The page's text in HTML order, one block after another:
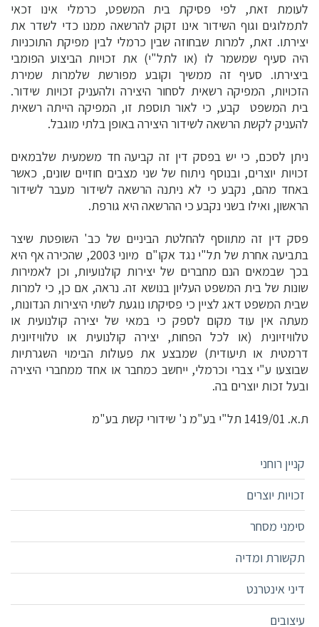
לעומת זאת, לפי פסיקת בית המשפט, כרמלי אינו זכאי
לתמלוגים וגוף השידור אינו זקוק להרשאה ממנו כדי לשדר את
יצירתו. זאת, למרות שבחוזה שבין כרמלי לבין מפיקת התוכניות
היה סעיף שמשמר לו (או לתל"י) את זכויות הביצוע הפומבי
ביצירתו. סעיף זה ממשיך וקובע מפורשת שלמרות שמירת
הזכויות, המפיקה רשאית לסחור היצירה ולהעניק זכויות שידור.
בית המשפט קבע, כי לאור תוספת זו, המפיקה הייתה רשאית
להעניק לקשת הרשאה לשידור היצירה באופן בלתי מוגבל.
ניתן לסכם, כי יש בפסק דין זה קביעה חד משמעית שלבמאים
זכויות יוצרים, ובנוסף ניתוח של שני מצבים חוזיים שונים, כאשר
באחד מהם, נקבע כי לא ניתנה הרשאה לשידור מעבר לשידור
הראשון, ואילו בשני נקבע כי ההרשאה היא גורפת.
פסק דין זה מתווסף להחלטת הביניים של כב' השופטת שיצר
בתביעה אחרת של תל"י נגד אקו"ם מיוני 2003, שהכירה אף היא
בכך שבמאים הנם מחברים של יצירות קולנועיות, וכן לאמירות
שונות של בית המשפט העליון בנושא זה. נראה, אם כן, כי למרות
שבית המשפט דאג לציין כי פסיקתו נוגעת לשתי היצירות הנדונות,
מעתה אין עוד מקום לספק כי במאי של יצירה קולנועית או
טלוויזיונית (או לכל הפחות, יצירה קולנועית או טלוויזיונית
דרמטית או תיעודית) שמבצע את פעולות הבימוי השגרתיות
שבוצעו ע"י צברי וכרמלי, ייחשב כמחבר או אחד ממחברי היצירה
ובעל זכות יוצרים בה.
ת.א. 1419/01 תל"י בע"מ נ' שידורי קשת בע"מ
קניין רוחני
זכויות יוצרים
סימני מסחר
תקשורת ומדיה
דיני אינטרנט
עיצובים